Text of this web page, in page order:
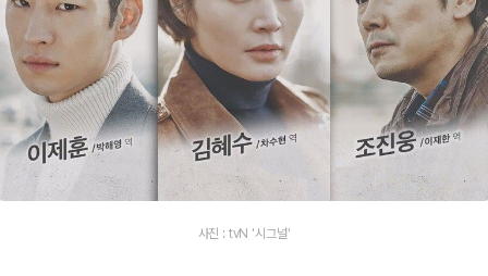
사진 : tvN '시그널'